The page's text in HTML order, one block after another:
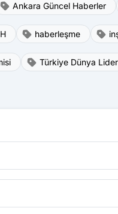
Ankara Güncel Haberler
haberleşme
Türkiye Dünya